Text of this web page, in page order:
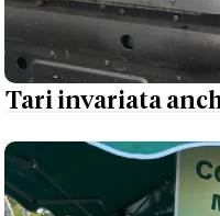
Tari invariata